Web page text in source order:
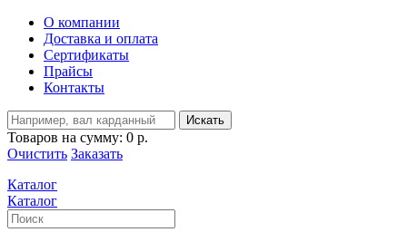
О компании
Доставка и оплата
Сертификаты
Прайсы
Контакты
Искать
Товаров на сумму: 0 р.
Очистить Заказать
Каталог
Каталог